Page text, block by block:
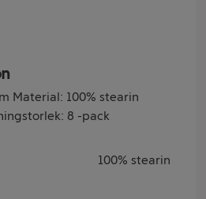
Material: 100% stearin
8 -pack
100% stearin